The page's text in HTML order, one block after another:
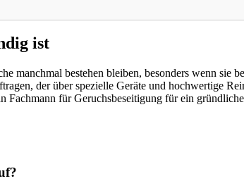
ist
manchmal bestehen bleiben, besonders wenn sie
der über spezielle Geräte und hochwertige
Fachmann für Geruchsbeseitigung für ein